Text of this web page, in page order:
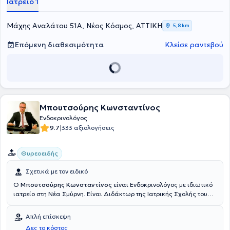
Μάχης Αναλάτου 51Α, Νέος Κόσμος, ΑΤΤΙΚΗ 5,8 km
Επόμενη διαθεσιμότητα Κλείσε ραντεβού
Μπουτσούρης Κωνσταντίνος
Ενδοκρινολόγος
9.7|333 αξιολογήσεις
Θυρεοειδής
Σχετικά με τον ειδικό
Ο Μπουτσούρης Κωνσταντίνος είναι Ενδοκρινολόγος με ιδιωτικό
ιατρείο στη Νέα Σμύρνη. Είναι Διδάκτωρ της Ιατρικής Σχολής του
τρόπο επίδρασης των γονιδίων στην εκδήλωση και στη θεραπεία
της παχυσαρκίας και του σακχαρώδη διαβήτη τύπου ΙΙ. Επίσης,
Απλή επίσκεψη
Δες το κόστος